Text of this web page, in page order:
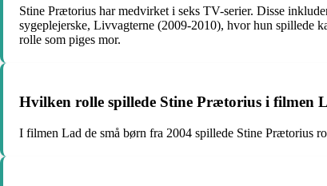
Stine Prætorius har medvirket i seks TV-serier. Disse
sygeplejerske, Livvagterne (2009-2010), hvor hun spillede
rolle som piges mor.
Hvilken rolle spillede Stine Prætorius i filmen
I filmen Lad de små børn fra 2004 spillede Stine Prætorius